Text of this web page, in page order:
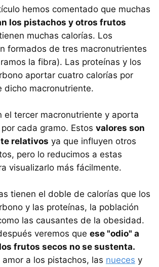
hemos comentado que muchas
los pistachos y otros frutos
muchas calorías. Los
formados de tres macronutrientes
la fibra). Las proteínas y los
aportar cuatro calorías por
dicho macronutriente.
el tercer macronutriente y aporta
cada gramo. Estos valores son
relativos ya que influyen otros
pero lo reducimos a estas
visualizarlo más fácilmente.
tienen el doble de calorías que los
y las proteínas, la población
las causantes de la obesidad.
veremos que ese "odio" a
frutos secos no se sustenta.
amor a los pistachos, las nueces y